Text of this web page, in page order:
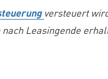
versteuert
Leasingende